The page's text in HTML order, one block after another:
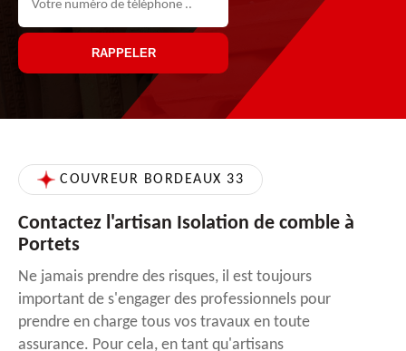
COUVREUR BORDEAUX 33
Contactez l'artisan Isolation de comble à
Portets
Ne jamais prendre des risques, il est toujours
important de s'engager des professionnels pour
prendre en charge tous vos travaux en toute
assurance. Pour cela, en tant qu'artisans